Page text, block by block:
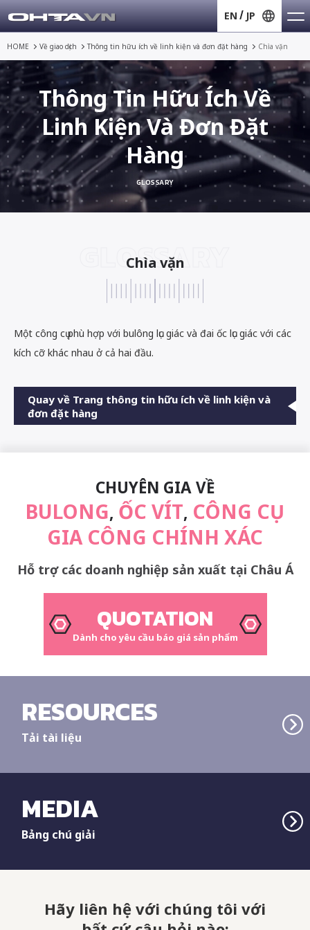
EN JP
HOME Về giao dịch Thông tin hữu ích về linh kiện và đơn đặt hàng Chìa vặn
Thông Tin Hữu Ích Về
Linh Kiện Và Đơn Đặt
Hàng
GLOSSARY
GLOSSARY
Chìa vặn
Một công cụ phù hợp với bulông lục giác và đai ốc lục giác với các
kích cỡ khác nhau ở cả hai đầu.
Quay về Trang thông tin hữu ích về linh kiện và
đơn đặt hàng
CHUYÊN GIA VỀ
BULONG, ỐC VÍT, CÔNG CỤ
GIA CÔNG CHÍNH XÁC
Hỗ trợ các doanh nghiệp sản xuất tại Châu Á
QUOTATION
Dành cho yêu cầu báo giá sản phẩm
RESOURCES
Tải tài liệu
MEDIA
Bảng chú giải
Hãy liên hệ với chúng tôi với